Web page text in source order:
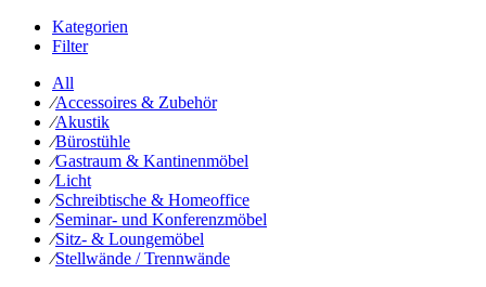
Kategorien
Filter
All
⁄Accessoires & Zubehör
⁄Akustik
⁄Bürostühle
⁄Gastraum & Kantinenmöbel
⁄Licht
⁄Schreibtische & Homeoffice
⁄Seminar- und Konferenzmöbel
⁄Sitz- & Loungemöbel
⁄Stellwände / Trennwände